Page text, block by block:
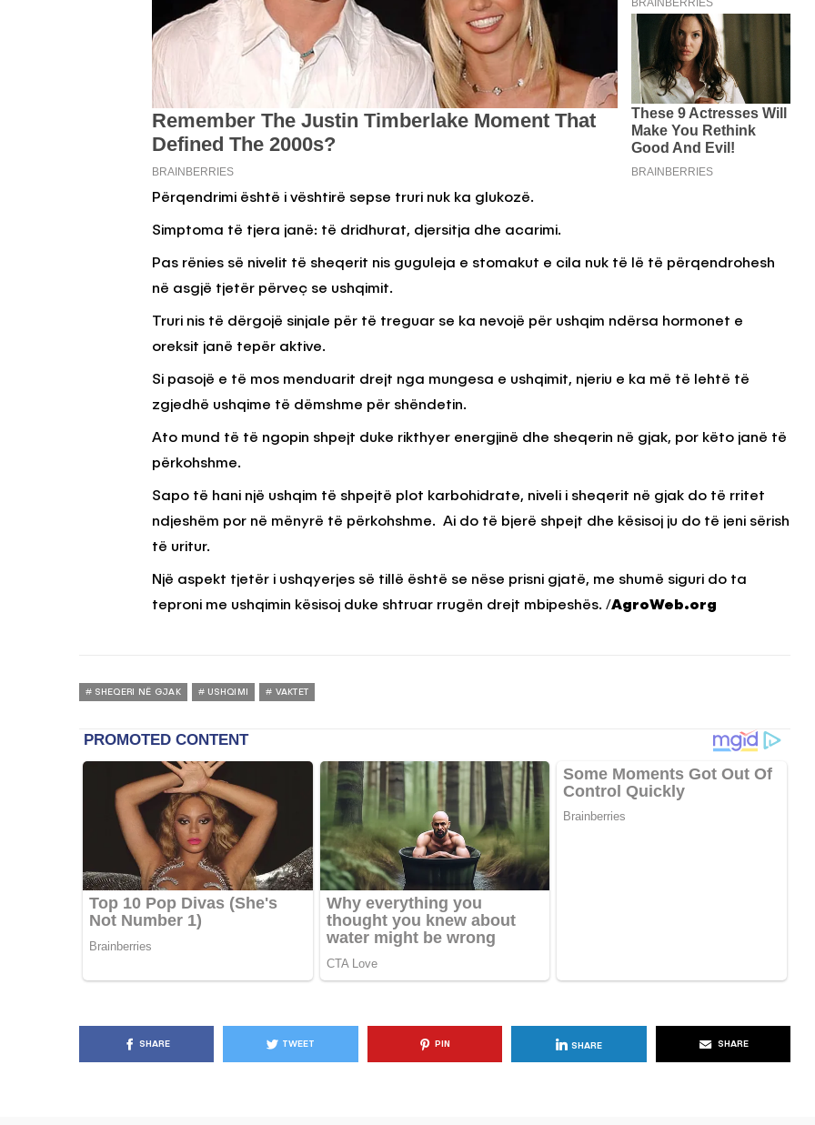
Përqendrimi është i vështirë sepse truri nuk ka glukozë.
Simptoma të tjera janë: të dridhurat, djersitja dhe acarimi.
Pas rënies së nivelit të sheqerit nis guguleja e stomakut e cila nuk të lë të përqendrohesh
në asgjë tjetër përveç se ushqimit.
Truri nis të dërgojë sinjale për të treguar se ka nevojë për ushqim ndërsa hormonet e
oreksit janë tepër aktive.
Si pasojë e të mos menduarit drejt nga mungesa e ushqimit, njeriu e ka më të lehtë të
zgjedhë ushqime të dëmshme për shëndetin.
Ato mund të të ngopin shpejt duke rikthyer energjinë dhe sheqerin në gjak, por këto janë të
përkohshme.
Sapo të hani një ushqim të shpejtë plot karbohidrate, niveli i sheqerit në gjak do të rritet
ndjeshëm por në mënyrë të përkohshme. Ai do të bjerë shpejt dhe kësisoj ju do të jeni sërish
të uritur.
Një aspekt tjetër i ushqyerjes së tillë është se nëse prisni gjatë, me shumë siguri do ta
teproni me ushqimin kësisoj duke shtruar rrugën drejt mbipeshës. /AgroWeb.org
SHEQERI NË GJAK USHQIMI VAKTET
SHARE TWEET PIN SHARE SHARE